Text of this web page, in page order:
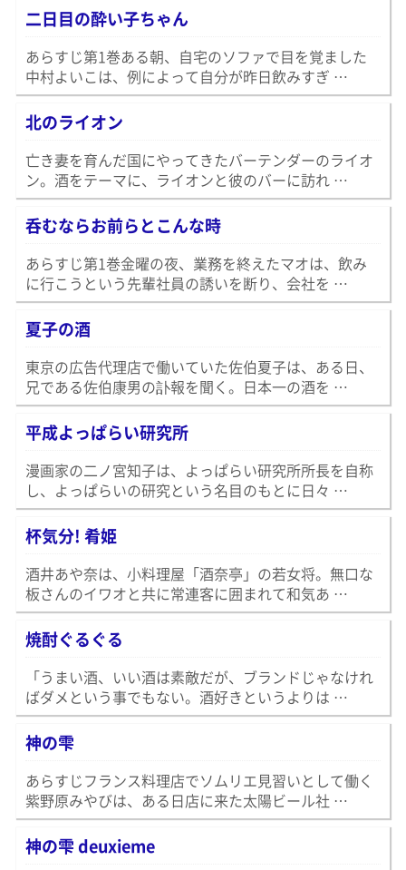
二日目の酔い子ちゃん
あらすじ第1巻ある朝、自宅のソファで目を覚ました
中村よいこは、例によって自分が昨日飲みすぎ …
北のライオン
亡き妻を育んだ国にやってきたバーテンダーのライオ
ン。酒をテーマに、ライオンと彼のバーに訪れ …
呑むならお前らとこんな時
あらすじ第1巻金曜の夜、業務を終えたマオは、飲み
に行こうという先輩社員の誘いを断り、会社を …
夏子の酒
東京の広告代理店で働いていた佐伯夏子は、ある日、
兄である佐伯康男の訃報を聞く。日本一の酒を …
平成よっぱらい研究所
漫画家の二ノ宮知子は、よっぱらい研究所所長を自称
し、よっぱらいの研究という名目のもとに日々 …
杯気分! 肴姫
酒井あや奈は、小料理屋「酒奈亭」の若女将。無口な
板さんのイワオと共に常連客に囲まれて和気あ …
焼酎ぐるぐる
「うまい酒、いい酒は素敵だが、ブランドじゃなけれ
ばダメという事でもない。酒好きというよりは …
神の雫
あらすじフランス料理店でソムリエ見習いとして働く
紫野原みやびは、ある日店に来た太陽ビール社 …
神の雫 deuxieme